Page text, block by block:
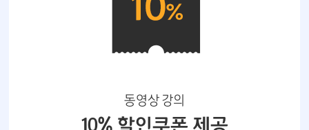
동영상 강의
10% 할인쿠폰 제공